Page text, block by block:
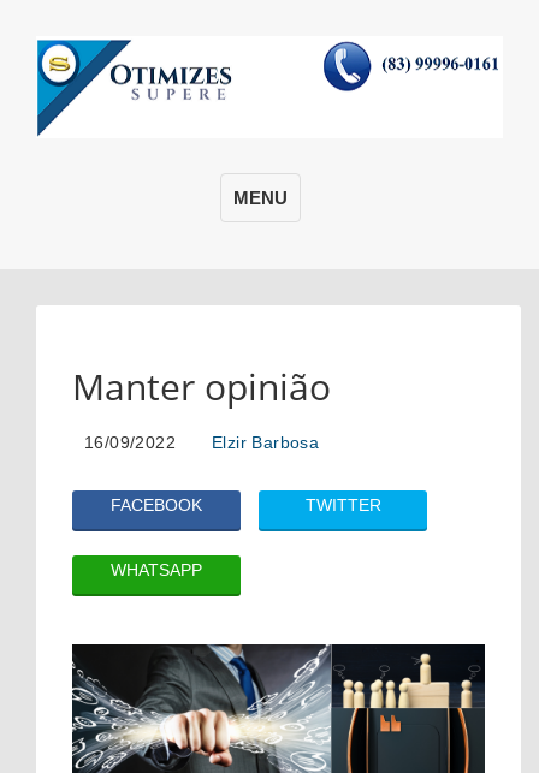
MENU
Manter opinião
16/09/2022 Elzir Barbosa
FACEBOOK TWITTER
WHATSAPP